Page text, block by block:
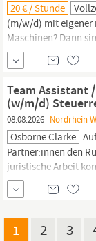
20 € / Stunde
(m/w/d) mit eigener
Maschinen? Dann
Mission ist es,
Laufen
zu bringen.
Unsere hohen
Einsatz für...
Team Assistant
(w/m/d)
08.08.2026 Nordrhein
Osborne Clarke
Partner:innen den
juristische Arbeit
Prozesse bei dir in
(w/m/d) bist du das
im Alltag
1 2 3